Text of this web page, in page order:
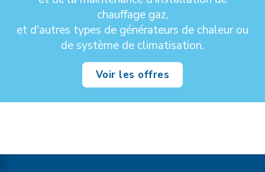
chauffage gaz,
et d'autres types de générateurs de chaleur ou
de système de climatisation.
Voir les offres